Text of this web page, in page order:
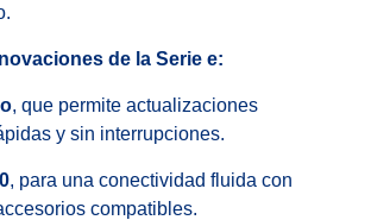
de la Serie e:
, que permite actualizaciones
y sin interrupciones.
, para una conectividad fluida con
compatibles.